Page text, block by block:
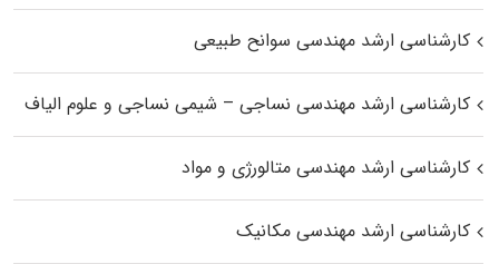
کارشناسی ارشد مهندسی سوانح طبیعی
کارشناسی ارشد مهندسی نساجی – شیمی نساجی و علوم الیاف
کارشناسی ارشد مهندسی متالورژی و مواد
کارشناسی ارشد مهندسی مکانیک